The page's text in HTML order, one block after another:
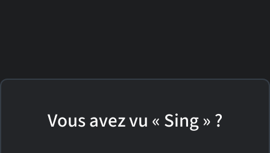
Vous avez vu « Sing » ?